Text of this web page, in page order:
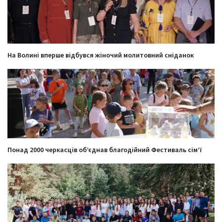
На Волині вперше відбувся жіночий молитовний сніданок
Понад 2000 черкасців об’єднав благодійний Фестиваль сім’ї